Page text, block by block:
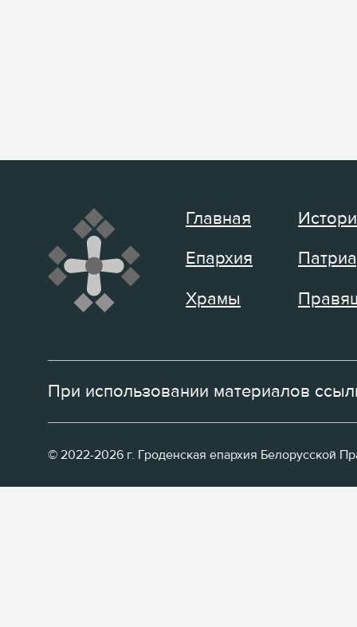
Главная
Епархия
Храмы
При использовании материалов
© 2022-2026 г. Гроденская епархия Белорусской